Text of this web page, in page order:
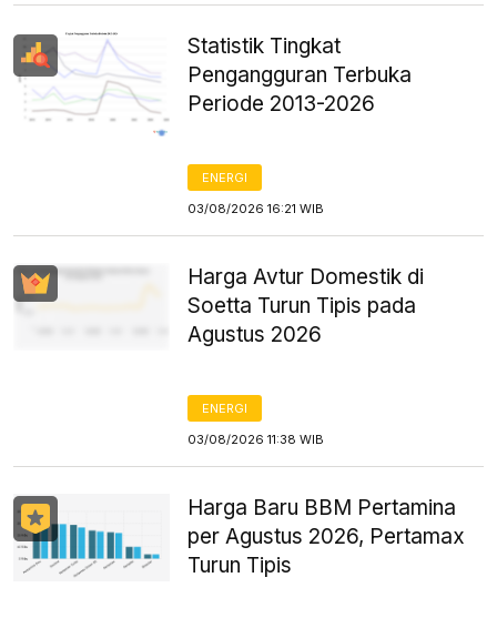
Statistik Tingkat
Pengangguran Terbuka
Periode 2013-2026
ENERGI
03/08/2026 16:21 WIB
Harga Avtur Domestik di
Soetta Turun Tipis pada
Agustus 2026
ENERGI
03/08/2026 11:38 WIB
Harga Baru BBM Pertamina
per Agustus 2026, Pertamax
Turun Tipis